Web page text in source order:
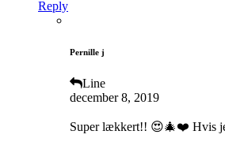
Reply
Pernille j
Line
december 8, 2019
Super lækkert!! 😍🎄❤️ Hvis